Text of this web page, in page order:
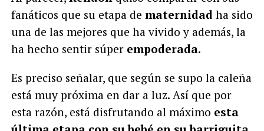
fanáticos que su etapa de maternidad ha sido
una de las mejores que ha vivido y además, la
ha hecho sentir súper empoderada.
Es preciso señalar, que según se supo la caleña
está muy próxima en dar a luz. Así que por
esta razón, está disfrutando al máximo esta